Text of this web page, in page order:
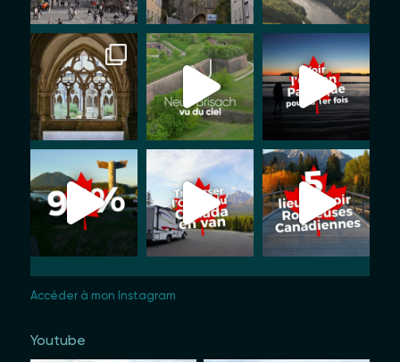
Accéder à mon Instagram
Youtube